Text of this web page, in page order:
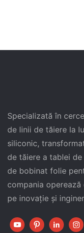
Specializată în
de linii de tăiere la
siliconic,
de tăiere a tablei
de bobinat folie
compania
pe inovație și